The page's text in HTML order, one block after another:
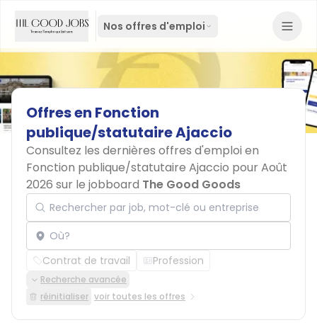
Nos offres d'emploi
Offresen Fonction
publique/statutaireAjaccio
Consultez les dernières offres d'emploi en
Fonction publique/statutaire Ajaccio pour Août
2026 sur le jobboard The Good Goods
Rechercher par job, mot-clé ou entreprise
Localisation
Contrat de travail Profession
Recherche avancée
réinitialiser voir toutes les offres